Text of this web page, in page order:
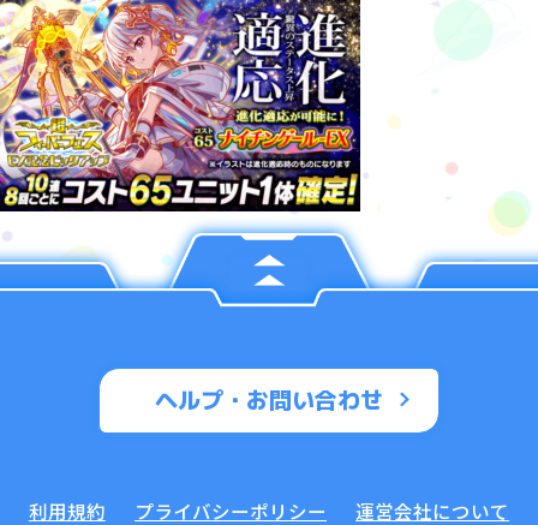
ヘルプ・お問い合わせ
利用規約 プライバシーポリシー
運営会社について